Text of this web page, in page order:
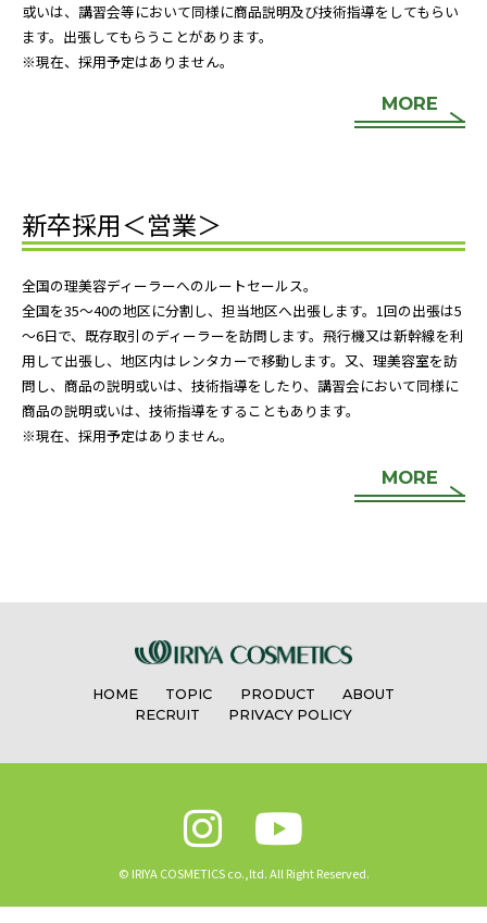
或いは、講習会等において同様に商品説明及び技術指導をしてもらい
ます。出張してもらうことがあります。
※現在、採用予定はありません。
MORE
新卒採用＜営業＞
全国の理美容ディーラーへのルートセールス。
全国を35～40の地区に分割し、担当地区へ出張します。1回の出張は5
～6日で、既存取引のディーラーを訪問します。飛行機又は新幹線を利
用して出張し、地区内はレンタカーで移動します。又、理美容室を訪
問し、商品の説明或いは、技術指導をしたり、講習会において同様に
商品の説明或いは、技術指導をすることもあります。
※現在、採用予定はありません。
MORE
HOME TOPIC PRODUCT
ABOUT
RECRUIT
PRIVACY POLICY
© IRIYA COSMETICS co.,ltd. All Right Reserved.